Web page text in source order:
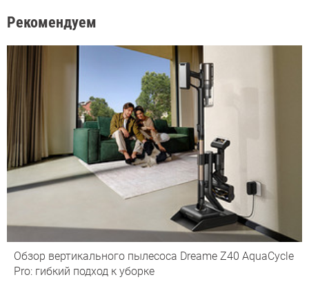
Рекомендуем
Обзор вертикального пылесоса Dreame Z40 AquaCycle
Pro: гибкий подход к уборке